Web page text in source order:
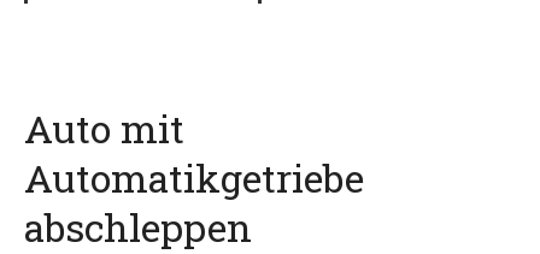
Auto mit
Automatikgetriebe
abschleppen